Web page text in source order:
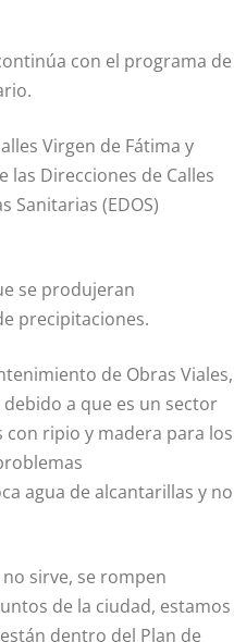
con el programa de
Virgen de Fátima y
las Direcciones de Calles
Sanitarias (EDOS)
se produjeran
precipitaciones.
de Obras Viales,
a que es un sector
ripio y madera para los
agua de alcantarillas y no
sirve, se rompen
de la ciudad, estamos
dentro del Plan de